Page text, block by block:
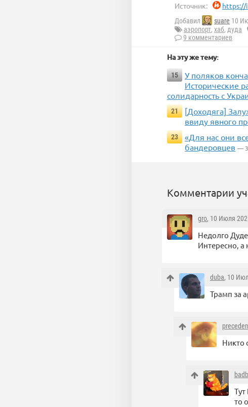
Источник: https://
Добавил suare 10
аэропорт, хаб, дуда
9 комментариев
На эту же тему:
15
У поляков
Исторические
солидарность с
21
[Доходяга]
ввиду явного
23
«Для нас они
бандеровцев —
Комментарии
gro, 10 Июля
Недолго
Интересно, а
duba, 10
Трамп за
Никто
то